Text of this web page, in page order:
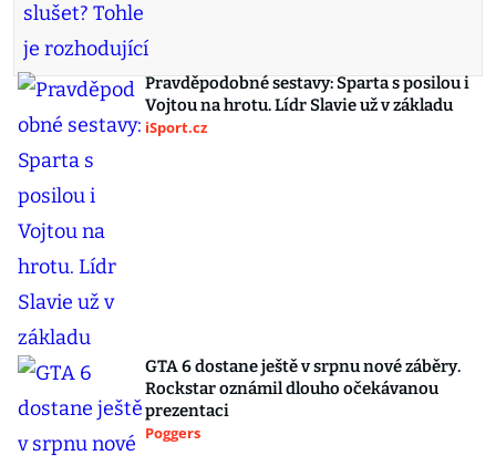
Pravděpodobné sestavy: Sparta s posilou i
Vojtou na hrotu. Lídr Slavie už v základu
iSport.cz
GTA 6 dostane ještě v srpnu nové záběry.
Rockstar oznámil dlouho očekávanou
prezentaci
Poggers